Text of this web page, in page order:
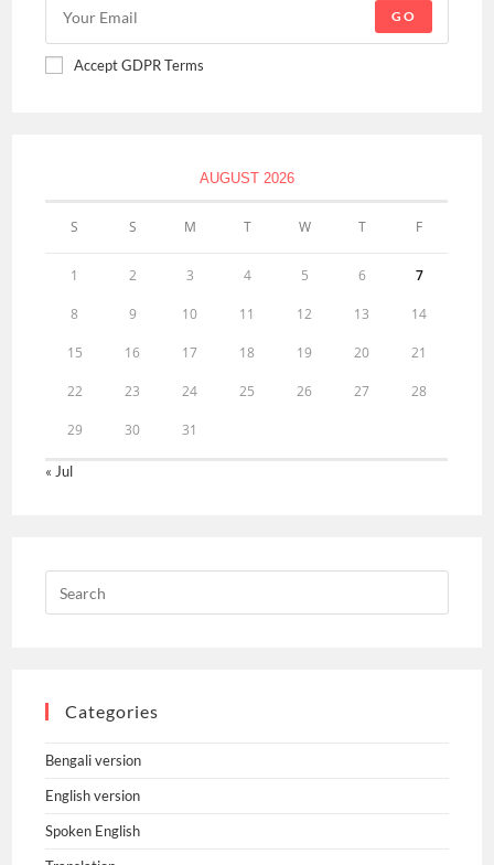
GO
Accept GDPR Terms
AUGUST 2026
S S M T W T F
1 2 3 4 5 6 7
8 9 10 11 12 13 14
15 16 17 18 19 20 21
22 23 24 25 26 27 28
29 30 31
« Jul
Categories
Bengali version
English version
Spoken English